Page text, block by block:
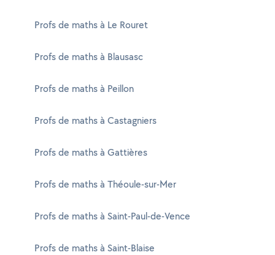
Profs de maths à Le Rouret
Profs de maths à Blausasc
Profs de maths à Peillon
Profs de maths à Castagniers
Profs de maths à Gattières
Profs de maths à Théoule-sur-Mer
Profs de maths à Saint-Paul-de-Vence
Profs de maths à Saint-Blaise